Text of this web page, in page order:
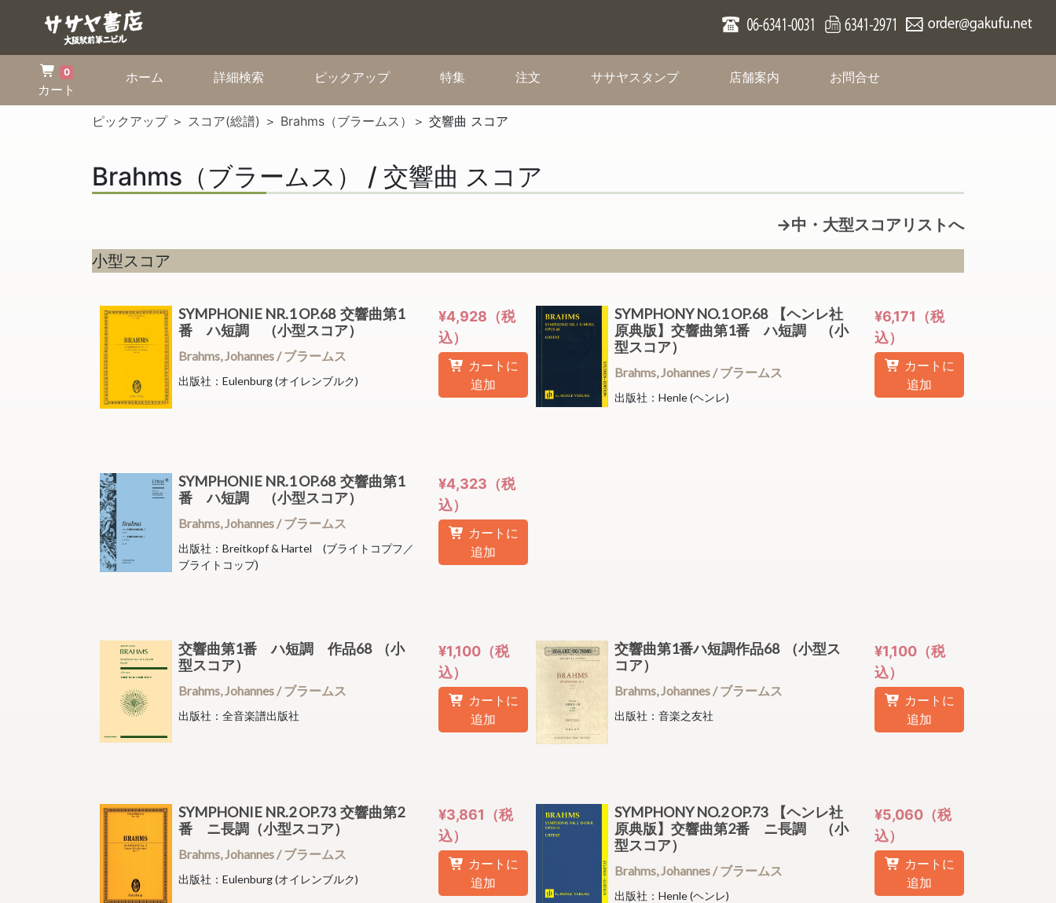
0
カート
ホーム (current)詳細検索 ピックアップ(current)特集(current)注文 (current)ササヤスタンプ(current) 店舗案内 お問合せ(current)
ピックアップ ＞ スコア(総譜) ＞ Brahms（ブラームス） ＞ 交響曲 スコア
Brahms（ブラームス） / 交響曲 スコア
→中・大型スコアリストへ
小型スコア
SYMPHONIE NR.1 OP.68 交響曲第1
番 ハ短調 （小型スコア）
Brahms, Johannes / ブラームス
出版社：Eulenburg (オイレンブルク)
¥4,928（税
込）
カートに
追加
SYMPHONY NO.1 OP.68 【ヘンレ社
原典版】交響曲第1番 ハ短調 （小
型スコア）
Brahms, Johannes / ブラームス
出版社：Henle (ヘンレ)
¥6,171（税
込）
カートに
追加
SYMPHONIE NR.1 OP.68 交響曲第1
番 ハ短調 （小型スコア）
Brahms, Johannes / ブラームス
出版社：Breitkopf & Hartel (ブライトコプフ／
ブライトコップ)
¥4,323（税
込）
カートに
追加
交響曲第1番 ハ短調 作品68 （小
型スコア）
Brahms, Johannes / ブラームス
出版社：全音楽譜出版社
¥1,100（税
込）
カートに
追加
交響曲第1番ハ短調作品68 （小型ス
コア）
Brahms, Johannes / ブラームス
出版社：音楽之友社
¥1,100（税
込）
カートに
追加
SYMPHONIE NR.2 OP.73 交響曲第2
番 ニ長調（小型スコア）
Brahms, Johannes / ブラームス
出版社：Eulenburg (オイレンブルク)
¥3,861（税
込）
カートに
追加
SYMPHONY NO.2 OP.73 【ヘンレ社
原典版】交響曲第2番 ニ長調 （小
型スコア）
Brahms, Johannes / ブラームス
出版社：Henle (ヘンレ)
¥5,060（税
込）
カートに
追加